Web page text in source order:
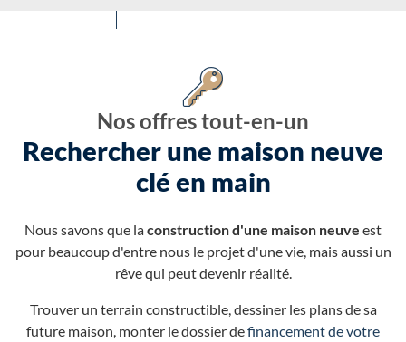
Nos offres tout-en-un
Rechercher une maison neuve
clé en main
Nous savons que laconstruction d'une maison neuve est
pour beaucoup d'entre nous le projet d'une vie, mais aussi un
rêve qui peut devenir réalité.
Trouver un terrain constructible, dessiner les plans de sa
future maison, monter le dossier definancement de votre